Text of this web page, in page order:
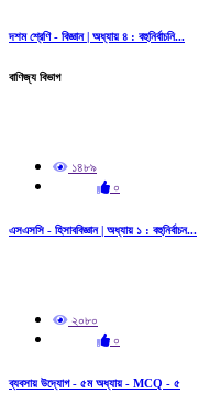
দশম শ্রেণি - বিজ্ঞান | অধ্যায় ৪ : বহুনির্বাচনি...
বাণিজ্য বিভাগ
১৪৮৯
০
এসএসসি - হিসাববিজ্ঞান | অধ্যায় ১ : বহুনির্বাচন...
২০৮০
০
ব্যবসায় উদ্যোগ - ৫ম অধ্যায় - MCQ - ৫